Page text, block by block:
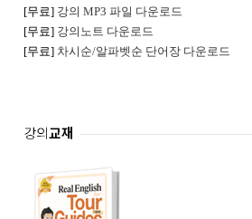
[무료] 강의 MP3 파일 다운로드
[무료] 강의노트 다운로드
[무료] 차시순/알파벳순 단어장 다운로드